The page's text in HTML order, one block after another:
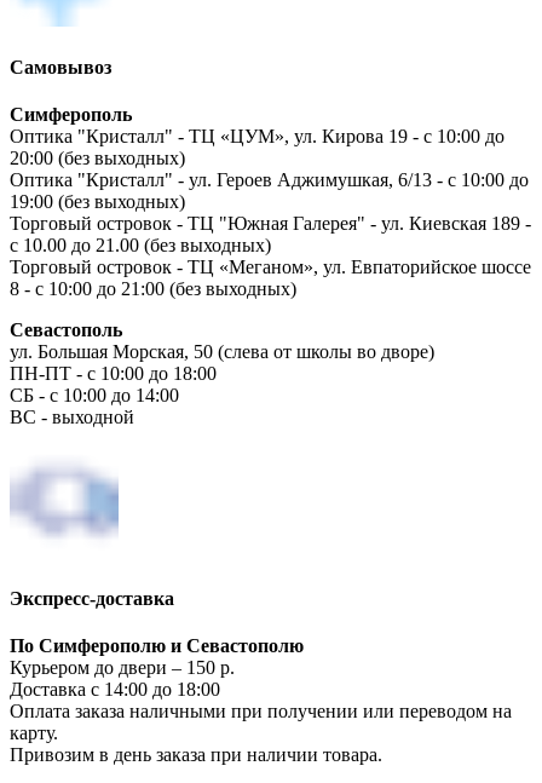
Самовывоз
Симферополь
Оптика "Кристалл" - ТЦ «ЦУМ», ул. Кирова 19 - с 10:00 до
20:00 (без выходных)
Оптика "Кристалл" - ул. Героев Аджимушкая, 6/13 - с 10:00 до
19:00 (без выходных)
Торговый островок - ТЦ "Южная Галерея" - ул. Киевская 189 -
с 10.00 до 21.00 (без выходных)
Торговый островок - ТЦ «Меганом», ул. Евпаторийское шоссе
8 - с 10:00 до 21:00 (без выходных)
Севастополь
ул. Большая Морская, 50 (слева от школы во дворе)
ПН-ПТ - с 10:00 до 18:00
СБ - с 10:00 до 14:00
ВС - выходной
Экспресс-доставка
По Симферополю и Севастополю
Курьером до двери – 150 р.
Доставка с 14:00 до 18:00
Оплата заказа наличными при получении или переводом на
карту.
Привозим в день заказа при наличии товара.